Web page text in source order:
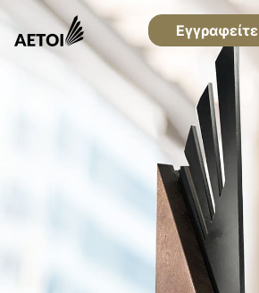
Εγγραφείτε